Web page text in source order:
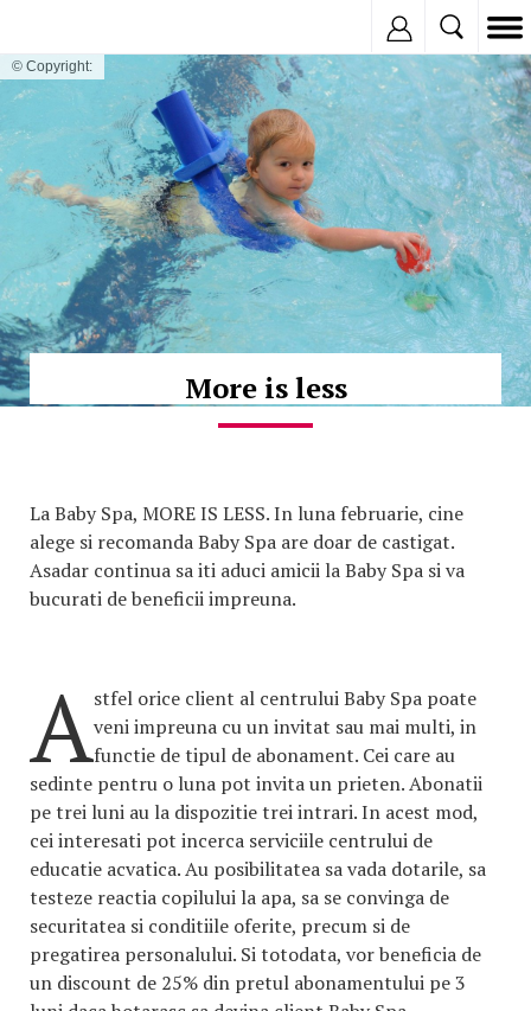
© Copyright:
More is less
La Baby Spa, MORE IS LESS. In luna februarie, cine
alege si recomanda Baby Spa are doar de castigat.
Asadar continua sa iti aduci amicii la Baby Spa si va
bucurati de beneficii impreuna.
Astfel orice client al centrului Baby Spa poate
veni impreuna cu un invitat sau mai multi, in
functie de tipul de abonament. Cei care au
sedinte pentru o luna pot invita un prieten. Abonatii
pe trei luni au la dispozitie trei intrari. In acest mod,
cei interesati pot incerca serviciile centrului de
educatie acvatica. Au posibilitatea sa vada dotarile, sa
testeze reactia copilului la apa, sa se convinga de
securitatea si conditiile oferite, precum si de
pregatirea personalului. Si totodata, vor beneficia de
un discount de 25% din pretul abonamentului pe 3